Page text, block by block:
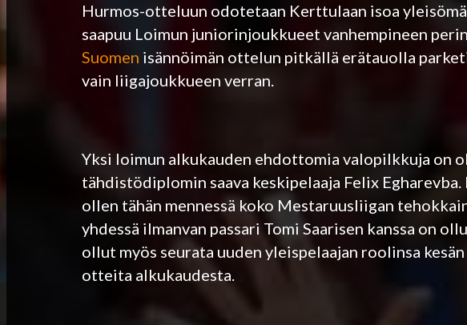
Hurmos-otteluun odotetaan Kerttulaan isoa
saapuu Loimun juniorinjoukkueet vanhempineen
Suomen isännöimän ottelun pitkällä erätauolla
vain liigajoukkueen verran.
Yksi loimun alkukauden ehdottomia valopilkkuja on
tähdistödiplomin saava keskipelaaja Felix
ollen tähän mennessä koko Mestaruusliigan
yhdessä ilmanvan passari Tomi Saarisen kanssa on
ollut myös seurata uuden yleispelaajan roolinsa
otteita alkukaudesta.